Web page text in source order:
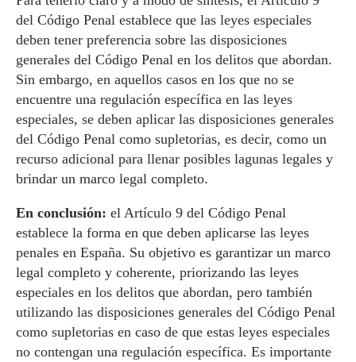
del Código Penal establece que las leyes especiales
deben tener preferencia sobre las disposiciones
generales del Código Penal en los delitos que abordan.
Sin embargo, en aquellos casos en los que no se
encuentre una regulación específica en las leyes
especiales, se deben aplicar las disposiciones generales
del Código Penal como supletorias, es decir, como un
recurso adicional para llenar posibles lagunas legales y
brindar un marco legal completo.
En conclusión: el Artículo 9 del Código Penal
establece la forma en que deben aplicarse las leyes
penales en España. Su objetivo es garantizar un marco
legal completo y coherente, priorizando las leyes
especiales en los delitos que abordan, pero también
utilizando las disposiciones generales del Código Penal
como supletorias en caso de que estas leyes especiales
no contengan una regulación específica. Es importante